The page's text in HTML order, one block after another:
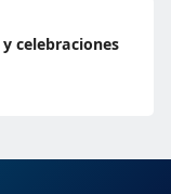
celebraciones